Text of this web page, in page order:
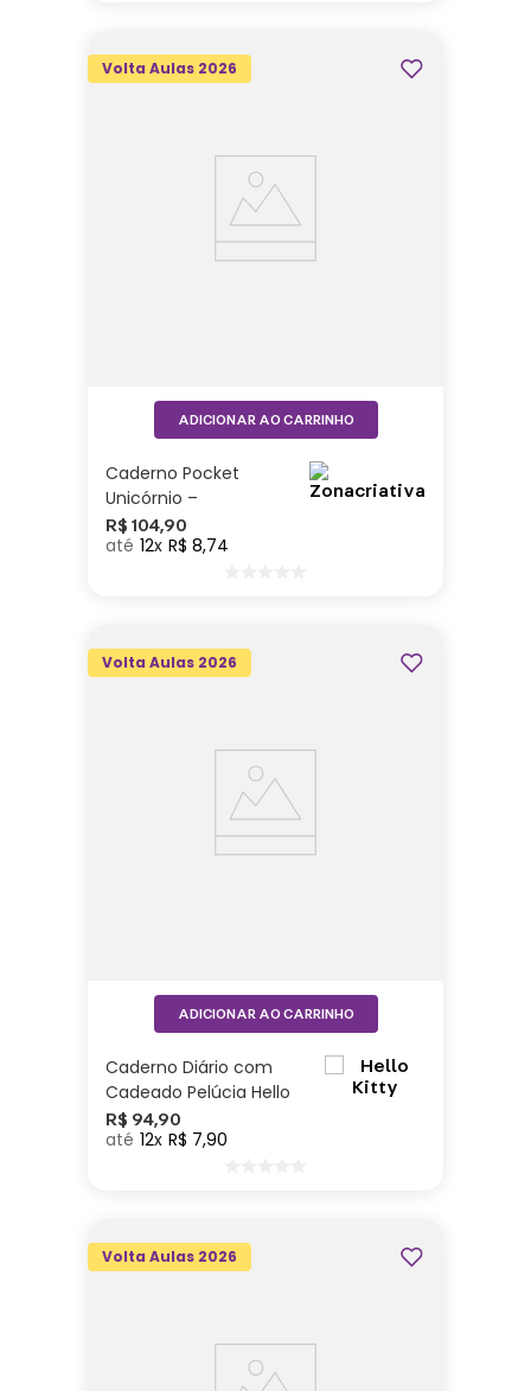
Volta Aulas 2026
Caderno Pocket
Unicórnio –
Zonacriativa
R$ 104,90
12 R$ 8,74
ADICIONAR AO CARRINHO
Volta Aulas 2026
Caderno Diário com
Cadeado Pelúcia Hello
Kitty
R$ 94,90
12 R$ 7,90
ADICIONAR AO CARRINHO
Volta Aulas 2026